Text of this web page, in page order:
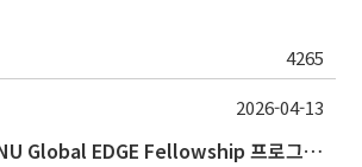
4265
2026년 1학기 SNU Global EDGE Fellowship 프로그램 장학생 모집 안내
2026-04-13